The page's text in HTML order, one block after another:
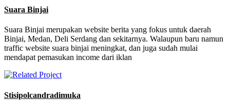
Suara Binjai
Suara Binjai merupakan website berita yang fokus untuk daerah
Binjai, Medan, Deli Serdang dan sekitarnya. Walaupun baru namun
traffic website suara binjai meningkat, dan juga sudah mulai
mendapat pemasukan income dari iklan
Stisipolcandradimuka